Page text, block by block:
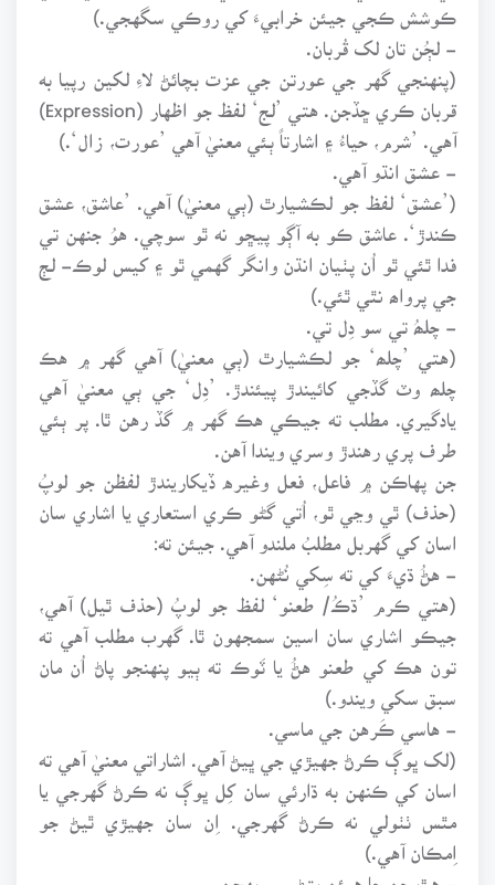
ڪوشش ڪجي جيئن خرابيءَ کي روڪي سگهجي.)
- لڄُن تان لک قُربان.
(پنهنجي گهر جي عورتن جي عزت بچائڻ لاءِ لکين رپيا به
قربان ڪري ڇڏجن. هتي ’لج‘ لفظ جو اظهار (Expression)
آهي. ’شرم، حياءُ ۽ اشارتاً ٻئي معنيٰ آهي ’عورت، زال‘.)
- عشق انڌو آهي.
(’عشق‘ لفظ جو لڪشيارٿ (ٻي معنيٰ) آهي. ’عاشق، عشق
ڪندڙ‘. عاشق ڪو به آڳو پيڇو نه ٿو سوچي. هوُ جنهن تي
فدا ٿئي ٿو اُن پٺيان انڌن وانگر گهمي ٿو ۽ کيس لوڪ- لڄ
جي پرواھ نٿي ٿئي.)
- چلھُ تي سو دِل تي.
(هتي ’چلھ‘ جو لڪشيارٿ (ٻي معنيٰ) آهي گهر ۾ هڪ
چلھ وٽ گڏجي کائيندڙ پيئندڙ. ’دِل‘ جي ٻي معنيٰ آهي
يادگيري. مطلب ته جيڪي هڪ گهر ۾ گڏ رهن ٿا. پر ٻئي
طرف پري رهندڙ وسري ويندا آهن.
جن پهاڪن ۾ فاعل، فعل وغيره ڏيکاريندڙ لفظن جو لوپُ
(حذف) ٿي وڃي ٿو، اُتي گڻو ڪري استعاري يا اشاري سان
اسان کي گهربل مطلبُ ملندو آهي. جيئن ته:
- هڻُ ڌيءَ کي ته سِکي نُڻهن.
(هتي ڪرم ’ڌڪُ/ طعنو‘ لفظ جو لوپُ (حذف ٿيل) آهي،
جيڪو اشاري سان اسين سمجهون ٿا. گهرب مطلب آهي ته
تون هڪ کي طعنو هڻُ يا ٽَوڪ ته ٻيو پنهنجو پاڻ اُن مان
سبق سکي ويندو.)
- هاسي ڪَرهن جي ماسي.
(لک ڀوڳ ڪرڻ جهيڙي جي ڀيڻ آهي. اشاراتي معنيٰ آهي ته
اسان کي ڪنهن به ڌارئي سان کِل ڀوڳ نه ڪرڻ گهرجي يا
مٿس ٺٺولي نه ڪرڻ گهرجي. اِن سان جهيڙي ٿيڻ جو
اِمڪان آهي.)
- هٿ جن جا هيئن پتڻ سي پهچن.